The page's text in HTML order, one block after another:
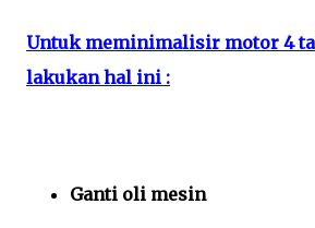
Untuk meminimalisir motor 4
lakukan hal ini :
Ganti oli mesin